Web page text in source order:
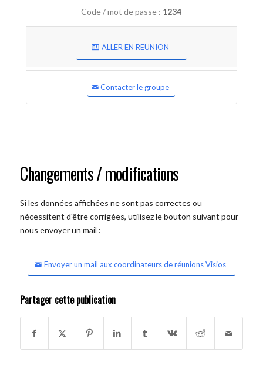
Code / mot de passe : 1234
ALLER EN REUNION
Contacter le groupe
Changements / modifications
Si les données affichées ne sont pas correctes ou
nécessitent d'être corrigées, utilisez le bouton suivant pour
nous envoyer un mail :
Envoyer un mail aux coordinateurs de réunions Visios
Partager cette publication